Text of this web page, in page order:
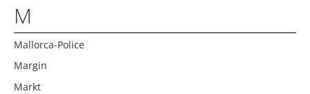
M
Mallorca-Police
Margin
Markt